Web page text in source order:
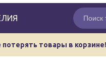
потерять товары в